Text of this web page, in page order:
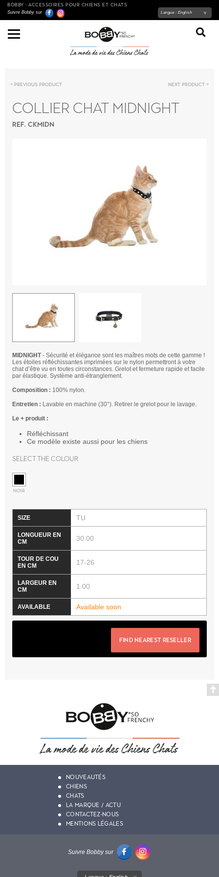
BOBBY - ACCESSOIRES POUR CHIENS ET CHATS
Suivre Bobby sur Langue : English
Previous product Next product
COLLIER CHAT MIDNIGHT
REF. CKMIDN
MIDNIGHT- Sécurité et élégance sont les maîtres mots de cette gamme !
Les étoiles réfléchissantes imprimées sur le nylon permettront à votre
chat d’être vu en toutes circonstances. Grelot et fermeture rapide et facile
par élastique. Système anti-étranglement.
Composition : 100% nylon.
Entretien : Lavable en machine (30°). Retirer le grelot pour le lavage.
Le + produit :
Réfléchissant
Ce modèle existe aussi pour les chiens
Select the colour
NOIR
TU
30.00
17-26
1.00
Available soon
FIND NEAREST RESELLER
NOUVEAUTÉS
CHIENS
CHATS
LA MARQUE / ACTU
CONTACTEZ-NOUS
MENTIONS LÉGALES
Suivre Bobby sur